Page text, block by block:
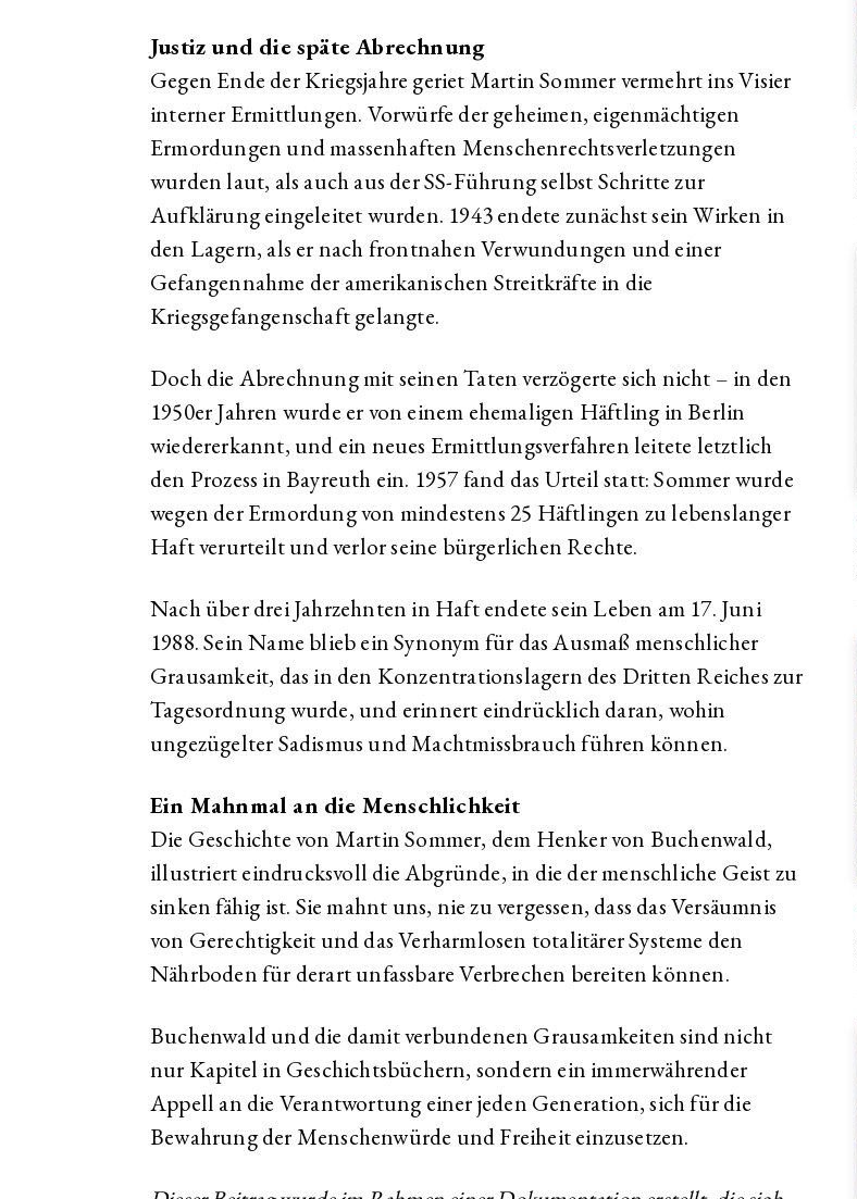
Justiz und die späte Abrechnung
Gegen Ende der Kriegsjahre geriet Martin Sommer vermehrt ins Visier
interner Ermittlungen. Vorwürfe der geheimen, eigenmächtigen
Ermordungen und massenhaften Menschenrechtsverletzungen
wurden laut, als auch aus der SS-Führung selbst Schritte zur
Aufklärung eingeleitet wurden. 1943 endete zunächst sein Wirken in
den Lagern, als er nach frontnahen Verwundungen und einer
Gefangennahme der amerikanischen Streitkräfte in die
Kriegsgefangenschaft gelangte.
Doch die Abrechnung mit seinen Taten verzögerte sich nicht – in den
1950er Jahren wurde er von einem ehemaligen Häftling in Berlin
wiedererkannt, und ein neues Ermittlungsverfahren leitete letztlich
den Prozess in Bayreuth ein. 1957 fand das Urteil statt: Sommer wurde
wegen der Ermordung von mindestens 25 Häftlingen zu lebenslanger
Haft verurteilt und verlor seine bürgerlichen Rechte.
Nach über drei Jahrzehnten in Haft endete sein Leben am 17. Juni
1988. Sein Name blieb ein Synonym für das Ausmaß menschlicher
Grausamkeit, das in den Konzentrationslagern des Dritten Reiches zur
Tagesordnung wurde, und erinnert eindrücklich daran, wohin
ungezügelter Sadismus und Machtmissbrauch führen können.
Ein Mahnmal an die Menschlichkeit
Die Geschichte von Martin Sommer, dem Henker von Buchenwald,
illustriert eindrucksvoll die Abgründe, in die der menschliche Geist zu
sinken fähig ist. Sie mahnt uns, nie zu vergessen, dass das Versäumnis
von Gerechtigkeit und das Verharmlosen totalitärer Systeme den
Nährboden für derart unfassbare Verbrechen bereiten können.
Buchenwald und die damit verbundenen Grausamkeiten sind nicht
nur Kapitel in Geschichtsbüchern, sondern ein immerwährender
Appell an die Verantwortung einer jeden Generation, sich für die
Bewahrung der Menschenwürde und Freiheit einzusetzen.